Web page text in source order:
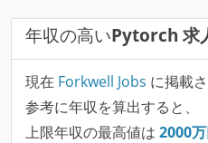
年収の高いPytorch 求
現在 Forkwell Jobs に掲載
参考に年収を算出すると、
上限年収の最高値は 2000